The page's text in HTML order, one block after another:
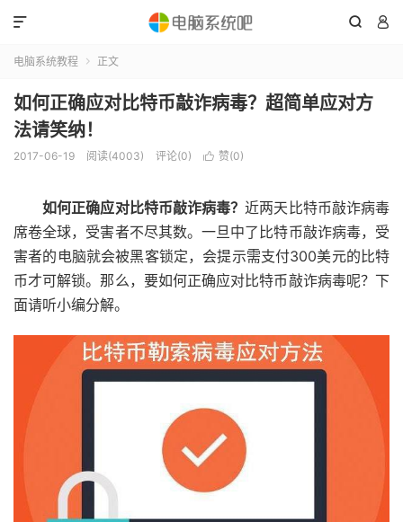
 

电脑系统教程  正文
如何正确应对比特币敲诈病毒？超简单应对方
法请笑纳！
2017-06-19 阅读(4003) 评论(0)  赞(0)
如何正确应对比特币敲诈病毒？近两天比特币敲诈病毒
席卷全球，受害者不尽其数。一旦中了比特币敲诈病毒，受
害者的电脑就会被黑客锁定，会提示需支付300美元的比特
币才可解锁。那么，要如何正确应对比特币敲诈病毒呢？下
面请听小编分解。